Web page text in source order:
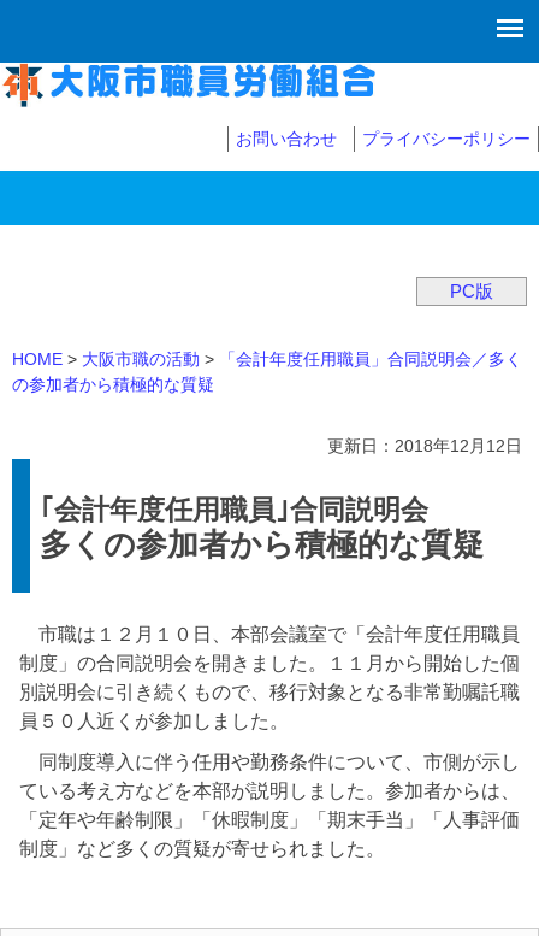
プライバシーポリシー
お問い合わせ
PC版
HOME 大阪市職の活動
「会計年度任用職員」合同説明会／多く
の参加者から積極的な質疑
更新日：2018年12月12日
｢会計年度任用職員｣合同説明会
多くの参加者から積極的な質疑
市職は１２月１０日、本部会議室で「会計年度任用職員
制度」の合同説明会を開きました。１１月から開始した個
別説明会に引き続くもので、移行対象となる非常勤嘱託職
員５０人近くが参加しました。
同制度導入に伴う任用や勤務条件について、市側が示し
ている考え方などを本部が説明しました。参加者からは、
「定年や年齢制限」「休暇制度」「期末手当」「人事評価
制度」など多くの質疑が寄せられました。